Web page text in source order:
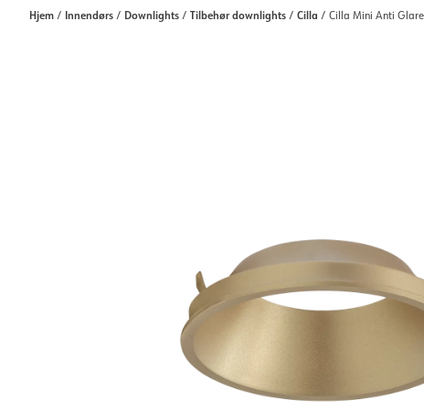
Hjem / Innendørs / Downlights / Tilbehør downlights / Cilla / Cilla Mini Anti